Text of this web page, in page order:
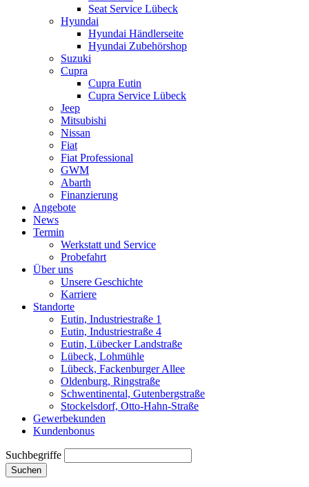
Seat Service Lübeck
Hyundai
Hyundai Händlerseite
Hyundai Zubehörshop
Suzuki
Cupra
Cupra Eutin
Cupra Service Lübeck
Jeep
Mitsubishi
Nissan
Fiat
Fiat Professional
GWM
Abarth
Finanzierung
Angebote
News
Termin
Werkstatt und Service
Probefahrt
Über uns
Unsere Geschichte
Karriere
Standorte
Eutin, Industriestraße 1
Eutin, Industriestraße 4
Eutin, Lübecker Landstraße
Lübeck, Lohmühle
Lübeck, Fackenburger Allee
Oldenburg, Ringstraße
Schwentinental, Gutenbergstraße
Stockelsdorf, Otto-Hahn-Straße
Gewerbekunden
Kundenbonus
Suchbegriffe
Suchen